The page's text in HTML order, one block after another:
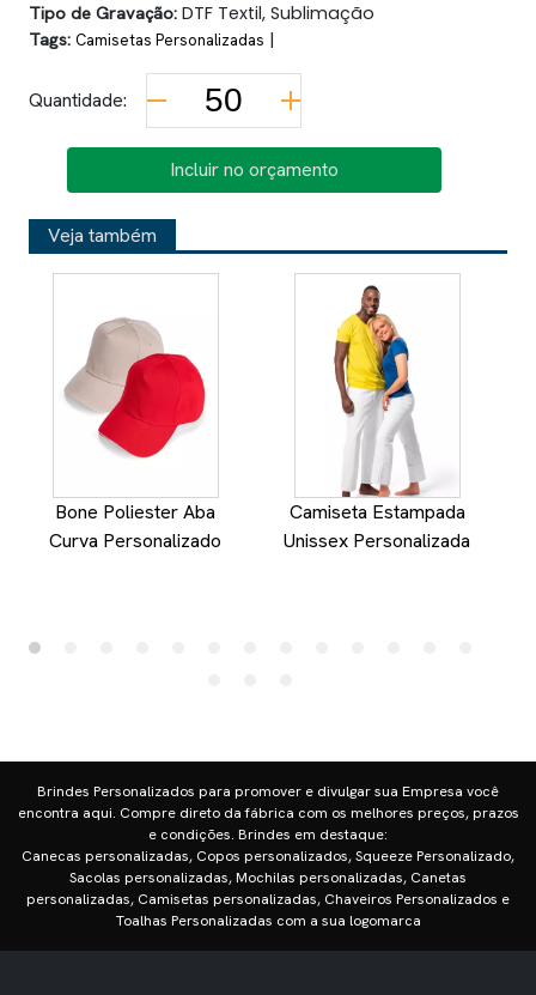
Tipo de Gravação: DTF Textil, Sublimação
Tags: Camisetas Personalizadas |
Quantidade:
Incluir no orçamento
Veja também
Bone Poliester Aba
Curva Personalizado
Camiseta Estampada
Unissex Personalizada
Brindes Personalizados para promover e divulgar sua Empresa você
encontra aqui. Compre direto da fábrica com os melhores preços, prazos
e condições. Brindes em destaque:
Canecas personalizadas, Copos personalizados, Squeeze Personalizado,
Sacolas personalizadas, Mochilas personalizadas, Canetas
personalizadas, Camisetas personalizadas, Chaveiros Personalizados e
Toalhas Personalizadas com a sua logomarca